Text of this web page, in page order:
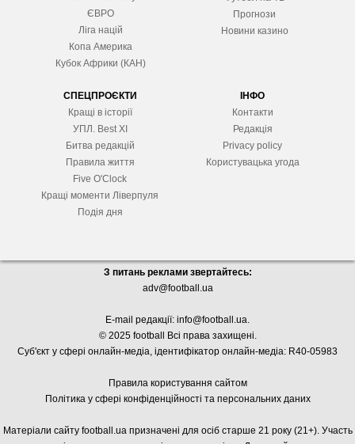
ЄВРО
Ліга націй
Копа Америка
Кубок Африки (КАН)
Прогнози
Новини казино
СПЕЦПРОЄКТИ
Кращі в історії
УПЛ. Best XІ
Битва редакцій
Правила життя
Five O'Clock
Кращі моменти Ліверпуля
Подія дня
ІНФО
Контакти
Редакція
Privacy policy
Користувацька угода
З питань реклами звертайтесь:
adv@football.ua
E-mail редакції: info@football.ua.
© 2025 football Всі права захищені.
Суб'єкт у сфері онлайн-медіа, ідентифікатор онлайн-медіа: R40-05983
Правила користування сайтом
Політика у сфері конфіденційності та персональних даних
Матеріали сайту football.ua призначені для осіб старше 21 року (21+). Участь